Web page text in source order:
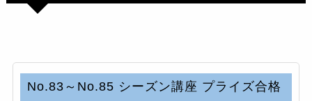
No.83～No.85 シーズン講座 プライズ合格